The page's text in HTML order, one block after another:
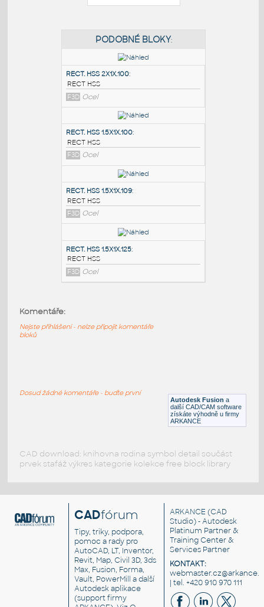
PODOBNÉ BLOKY:
RECT. HSS 2X1X.100:
F3D Ocel
RECT. HSS 1.5X1X.100
RECT HSS
F3D Ocel
F3D Ocel
Autodesk Fusion a
další CAD/CAM software
získáte výhodně u firmy
ARKANCE
Komentáře:
Nejste přihlášeni - nelze připojit komentáře
bloků
Dosud žádné komentáře - buďte první
CAD download: knihovna rodina symbol detail součást
prvek stafáž výkres kategorie kolekce free block library
CADfórum
Tipy, triky, podpora,
pomoc a rady pro
AutoCAD, LT, Inventor,
Revit, Map, Civil 3D, 3ds
Max, Fusion, Forma,
Vault, PowerMill a další
Autodesk aplikace
(support firmy
ARKANCE (CAD
Studio) - Autodesk
Platinum Partner &
Training Center &
Services Partner
KONTAKT:
| tel. +420 910 970 111